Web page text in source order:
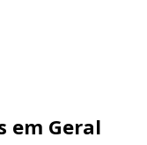
em Geral